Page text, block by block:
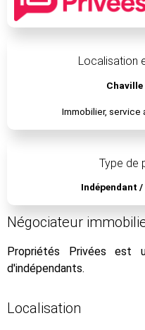
Localisation
Chaville
Immobilier, service
Type de
Indépendant
Négociateur
Propriétés Privées est
d'indépendants.
Localisation